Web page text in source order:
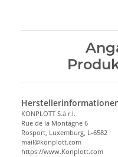
KONPLOTT S.à r.l.
Rue de la Montagne 6
Rosport, Luxemburg, L-6582
mail@konplott.com
https://www.Konplott.com